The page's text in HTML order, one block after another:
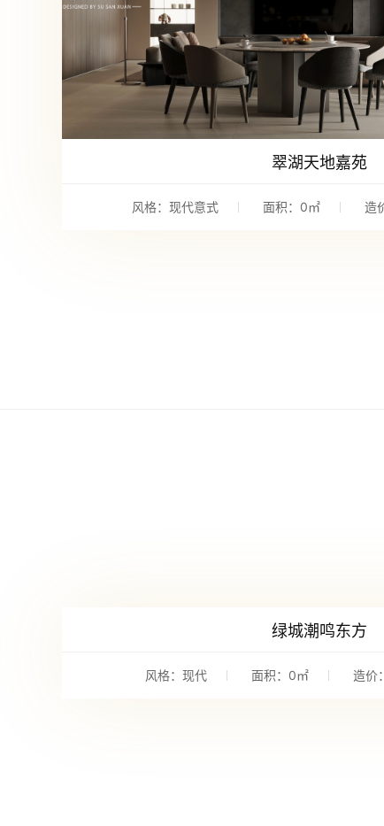
翠湖天地嘉苑
风格：现代意式 面积：0㎡ 造
绿城潮鸣东方
风格：现代 面积：0㎡ 造价